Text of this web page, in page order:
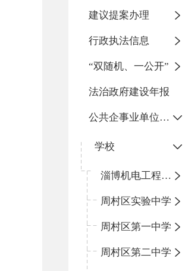
建议提案办理
行政执法信息
“双随机、一公开”
法治政府建设年报
公共企事业单位信息公开
学校
淄博机电工程学校
周村区实验中学
周村区第一中学
周村区第二中学